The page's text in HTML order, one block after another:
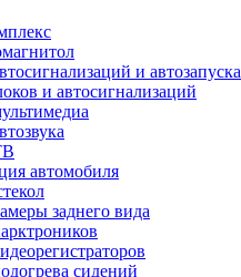
и автозапуска
и автосигнализаций
автомобиля
заднего вида
сидений